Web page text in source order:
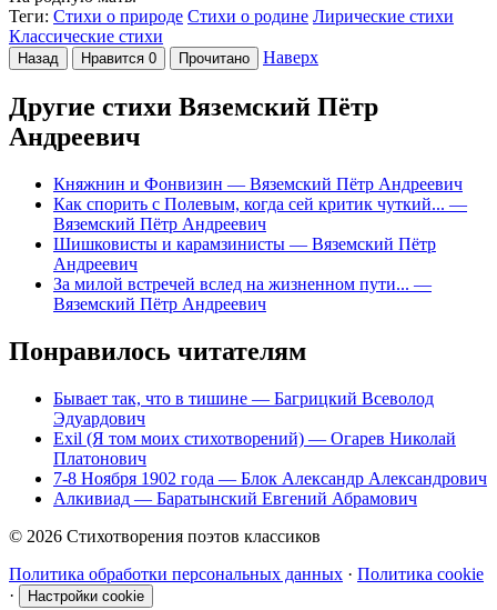
Теги: Стихи о природе Стихи о родине Лирические стихи
Классические стихи
Назад Нравится 0 Прочитано Наверх
Другие стихи Вяземский Пётр
Андреевич
Княжнин и Фонвизин — Вяземский Пётр Андреевич
Как спорить с Полевым, когда сей критик чуткий... —
Вяземский Пётр Андреевич
Шишковисты и карамзинисты — Вяземский Пётр
Андреевич
За милой встречей вслед на жизненном пути... —
Вяземский Пётр Андреевич
Понравилось читателям
Бывает так, что в тишине — Багрицкий Всеволод
Эдуардович
Exil (Я том моих стихотворений) — Огарев Николай
Платонович
7-8 Ноября 1902 года — Блок Александр Александрович
Алкивиад — Баратынский Евгений Абрамович
© 2026 Стихотворения поэтов классиков
Политика обработки персональных данных · Политика cookie
·
Настройки cookie